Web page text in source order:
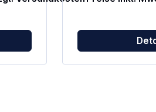
Farbe: schwarz/